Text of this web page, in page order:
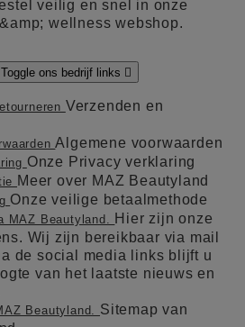
veilig en snel in onze
wellness webshop.
Toggle ons bedrijf links 
Verzenden en
Algemene voorwaarden
Onze Privacy verklaring
Meer over MAZ Beautyland
Onze veilige betaalmethode
MAZ Beautyland.
Hier zijn onze
Wij zijn bereikbaar via mail
de social media links blijft u
van het laatste nieuws en
Beautyland. Sitemap van